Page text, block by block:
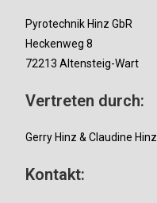
Pyrotechnik Hinz GbR
Heckenweg 8
72213 Altensteig-Wart
Vertreten durch:
Gerry Hinz & Claudine Hinz
Kontakt: